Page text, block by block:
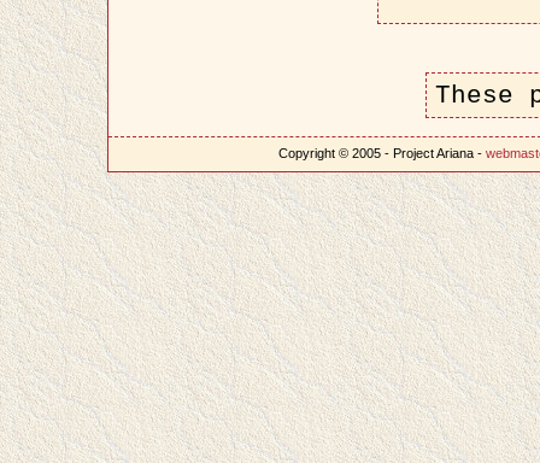
These
Copyright © 2005 - Project Ariana -